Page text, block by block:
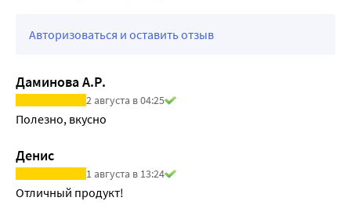
Авторизоваться и оставить отзыв
Даминова А.Р.
2 августа в 04:25
Полезно, вкусно
Денис
1 августа в 13:24
Отличный продукт!